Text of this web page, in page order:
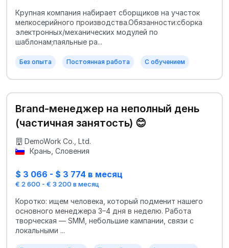
Крупная компания набирает сборщиков на участок
мелкосерийного производства.Обязанности:сборка
электронных/механических модулей по
шаблонам;паяльные ра...
Без опыта Постоянная работа С обучением
Brand-менеджер на неполный день
(частичная занятость) 😊
DemoWork Co., Ltd.
Крань, Словения
$ 3 066 - $ 3 774 в месяц
€ 2 600 - € 3 200 в месяц
Коротко: ищем человека, который подменит нашего
основного менеджера 3–4 дня в неделю. Работа
творческая — SMM, небольшие кампании, связи с
локальными ...